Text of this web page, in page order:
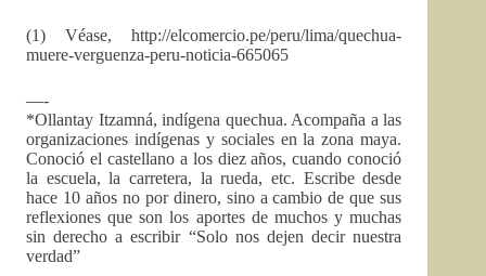
(1) Véase, http://elcomercio.pe/peru/lima/quechua-
muere-verguenza-peru-noticia-665065
—-
*Ollantay Itzamná, indígena quechua. Acompaña a las
organizaciones indígenas y sociales en la zona maya.
Conoció el castellano a los diez años, cuando conoció
la escuela, la carretera, la rueda, etc. Escribe desde
hace 10 años no por dinero, sino a cambio de que sus
reflexiones que son los aportes de muchos y muchas
sin derecho a escribir “Solo nos dejen decir nuestra
verdad”